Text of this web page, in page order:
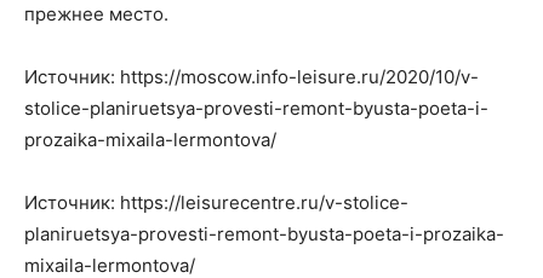
прежнее место.
Источник: https://moscow.info-leisure.ru/2020/10/v-
stolice-planiruetsya-provesti-remont-byusta-poeta-i-
prozaika-mixaila-lermontova/
Источник: https://leisurecentre.ru/v-stolice-
planiruetsya-provesti-remont-byusta-poeta-i-prozaika-
mixaila-lermontova/